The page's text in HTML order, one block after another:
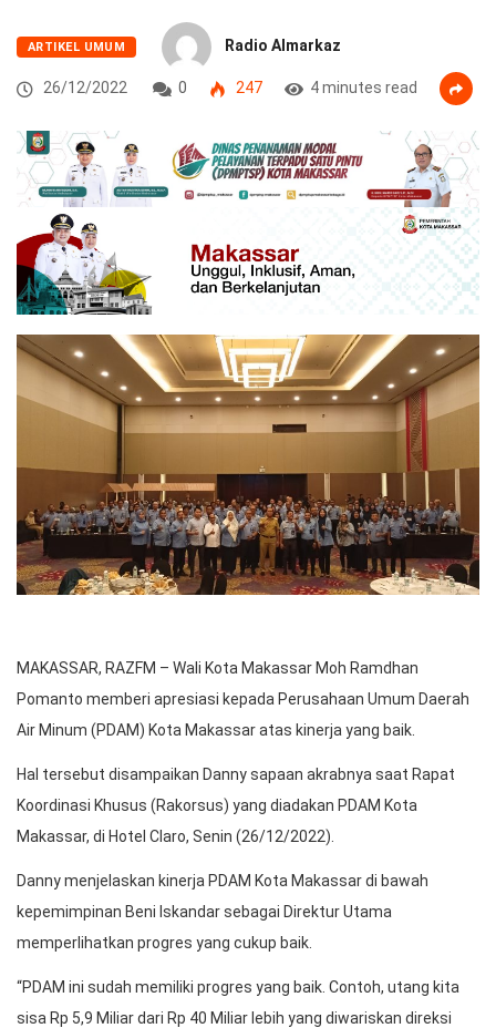
ARTIKEL UMUM Radio Almarkaz
26/12/2022 0 247 4 minutes read
MAKASSAR, RAZFM – Wali Kota Makassar Moh Ramdhan
Pomanto memberi apresiasi kepada Perusahaan Umum Daerah
Air Minum (PDAM) Kota Makassar atas kinerja yang baik.
Hal tersebut disampaikan Danny sapaan akrabnya saat Rapat
Koordinasi Khusus (Rakorsus) yang diadakan PDAM Kota
Makassar, di Hotel Claro, Senin (26/12/2022).
Danny menjelaskan kinerja PDAM Kota Makassar di bawah
kepemimpinan Beni Iskandar sebagai Direktur Utama
memperlihatkan progres yang cukup baik.
“PDAM ini sudah memiliki progres yang baik. Contoh, utang kita
sisa Rp 5,9 Miliar dari Rp 40 Miliar lebih yang diwariskan direksi